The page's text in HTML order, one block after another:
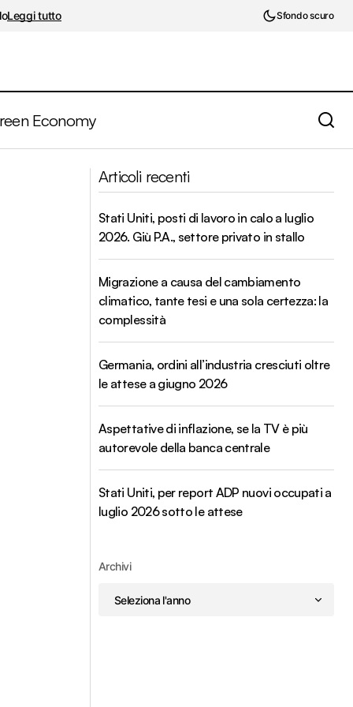
Leggi tutto Sfondo scuro
Economy
ESG is the new "bio"?
Articoli recenti
Stati Uniti, posti di lavoro in calo a luglio
2026. Giù P.A., settore privato in stallo
Migrazione a causa del cambiamento
climatico, tante tesi e una sola certezza: la
complessità
Germania, ordini all’industria cresciuti oltre
le attese a giugno 2026
Aspettative di inflazione, se la TV è più
autorevole della banca centrale
Stati Uniti, per report ADP nuovi occupati a
luglio 2026 sotto le attese
Archivi